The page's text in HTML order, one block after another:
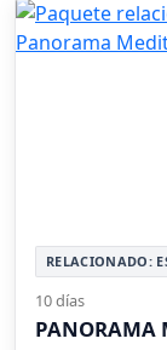
RELACIONADO:
10 días
PANORAMA